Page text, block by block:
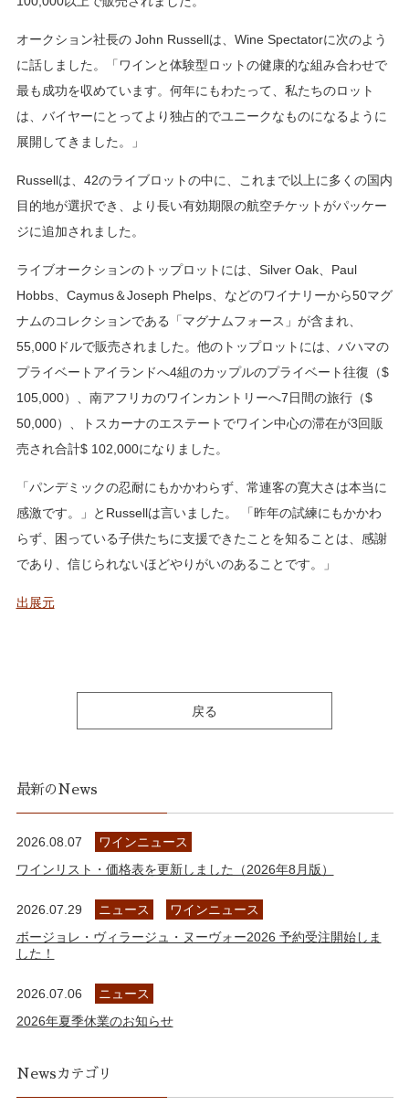
オークション社長の John Russellは、Wine Spectatorに次のよう
に話しました。「ワインと体験型ロットの健康的な組み合わせで
最も成功を収めています。何年にもわたって、私たちのロット
は、バイヤーにとってより独占的でユニークなものになるように
展開してきました。」
Russellは、42のライブロットの中に、これまで以上に多くの国内
目的地が選択でき、より長い有効期限の航空チケットがパッケー
ジに追加されました。
ライブオークションのトップロットには、Silver Oak、Paul
Hobbs、Caymus＆Joseph Phelps、などのワイナリーから50マグ
ナムのコレクションである「マグナムフォース」が含まれ、
55,000ドルで販売されました。他のトップロットには、バハマの
プライベートアイランドへ4組のカップルのプライベート往復（$
105,000）、南アフリカのワインカントリーへ7日間の旅行（$
50,000）、トスカーナのエステートでワイン中心の滞在が3回販
売され合計$ 102,000になりました。
「パンデミックの忍耐にもかかわらず、常連客の寛大さは本当に
感激です。」とRussellは言いました。 「昨年の試練にもかかわ
らず、困っている子供たちに支援できたことを知ることは、感謝
であり、信じられないほどやりがいのあることです。」
出展元
戻る
最新のNews
2026.08.07
ワインニュース
ワインリスト・価格表を更新しました（2026年8月版）
2026.07.29 ニュース
ワインニュース
ボージョレ・ヴィラージュ・ヌーヴォー2026 予約受注開始しま
した！
2026.07.06
ニュース
2026年夏季休業のお知らせ
Newsカテゴリ